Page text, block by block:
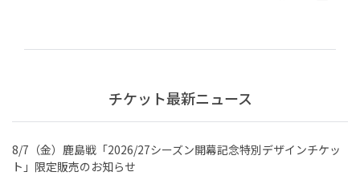
チケット最新ニュース
8/7（金）鹿島戦「2026/27シーズン開幕記念特別デザインチケッ
ト」限定販売のお知らせ